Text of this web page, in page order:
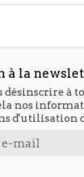
à la
désinscrire à
nos
d'utilisation